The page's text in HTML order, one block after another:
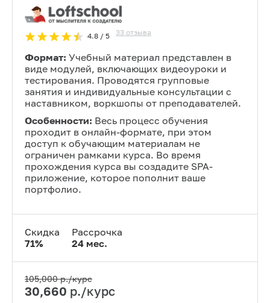
4.8/ 5 33 отзыва
Формат: Учебный материал представлен в
виде модулей, включающих видеоуроки и
тестирования. Проводятся групповые
занятия и индивидуальные консультации с
наставником, воркшопы от преподавателей.
Особенности: Весь процесс обучения
проходит в онлайн-формате, при этом
доступ к обучающим материалам не
ограничен рамками курса. Во время
прохождения курса вы создадите SPA-
приложение, которое пополнит ваше
портфолио.
Скидка
71%
Рассрочка
24 мес.
105,000р./курс
30,660 р./курс